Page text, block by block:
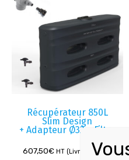
Récupérateur 850L
Slim Design
+ Adapteur Ø32 + Filtre
607,50€ HT (Livré - France